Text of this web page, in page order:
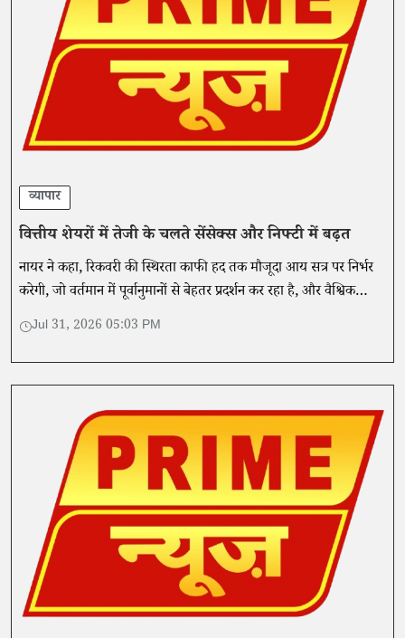
व्यापार
वित्तीय शेयरों में तेजी के चलते सेंसेक्स और निफ्टी में बढ़त
नायर ने कहा, रिकवरी की स्थिरता काफी हद तक मौजूदा आय सत्र पर निर्भर
करेगी, जो वर्तमान में पूर्वानुमानों से बेहतर प्रदर्शन कर रहा है, और वैश्विक
जोखिमों में कमी पर भी।
Jul 31, 2026 05:03 PM